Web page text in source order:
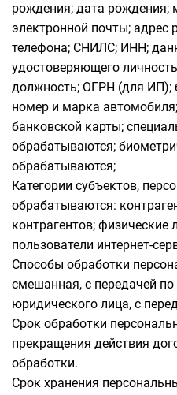
рождения; дата рождения;
электронной почты; адрес
телефона; СНИЛС; ИНН;
удостоверяющего
должность; ОГРН (для ИП);
номер и марка
банковской карты;
обрабатываются;
обрабатываются;
Категории субъектов,
обрабатываются:
контрагентов; физические
пользователи интернет-
Способы обработки
смешанная, с передачей по
юридического лица, с
Срок обработки
прекращения действия
обработки.
Срок хранения